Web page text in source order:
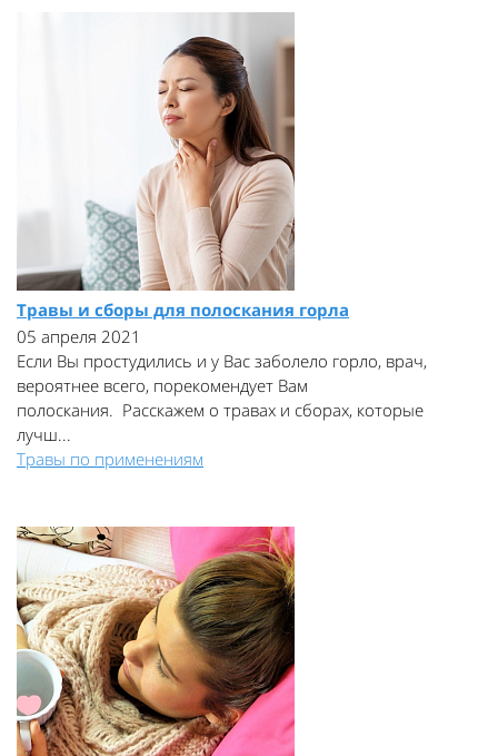
Травы и сборы для полоскания горла
05 апреля 2021
Если Вы простудились и у Вас заболело горло, врач,
вероятнее всего, порекомендует Вам
полоскания. Расскажем о травах и сборах, которые
лучш...
Травы по применениям